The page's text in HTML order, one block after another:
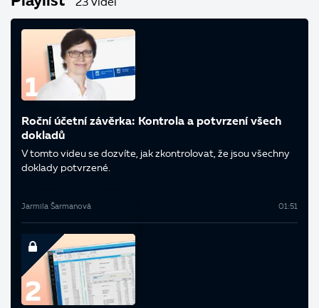
23 videí
Roční účetní závěrka: Kontrola a potvrzení všech
dokladů
V tomto videu se dozvíte, jak zkontrolovat, že jsou všechny
doklady potvrzené.
Jarmila Šarmanová 01:51